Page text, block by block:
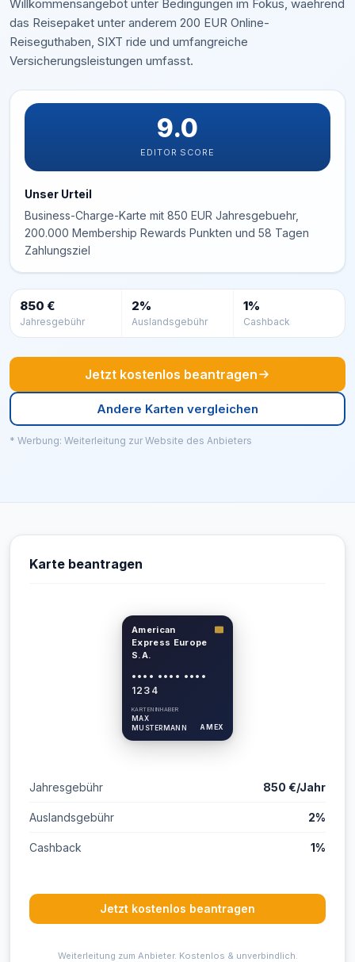
Willkommensangebot unter Bedingungen im Fokus, waehrend
das Reisepaket unter anderem 200 EUR Online-
Reiseguthaben, SIXT ride und umfangreiche
Versicherungsleistungen umfasst.
9.0
EDITOR SCORE
Unser Urteil
Business-Charge-Karte mit 850 EUR Jahresgebuehr,
200.000 Membership Rewards Punkten und 58 Tagen
Zahlungsziel
850 €
Jahresgebühr
2%
Auslandsgebühr
1%
Cashback
Jetzt kostenlos beantragen
Andere Karten vergleichen
* Werbung: Weiterleitung zur Website des Anbieters
Karte beantragen
American
Express Europe
S.A.
•••• •••• ••••
1234
KARTENINHABER
MAX
MUSTERMANN
AMEX
Jahresgebühr 850 €/Jahr
Auslandsgebühr 2%
Cashback 1%
Jetzt kostenlos beantragen
Weiterleitung zum Anbieter. Kostenlos & unverbindlich.